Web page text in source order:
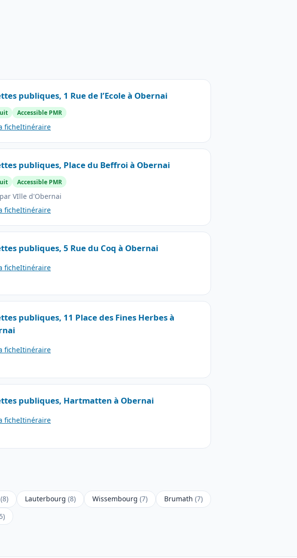
publiques, 1 Rue de l’Ecole à Obernai
Accessible PMR
ficheItinéraire
publiques, Place du Beffroi à Obernai
Accessible PMR
VIlle d'Obernai
ficheItinéraire
publiques, 5 Rue du Coq à Obernai
ficheItinéraire
publiques, 11 Place des Fines Herbes à
ficheItinéraire
publiques, Hartmatten à Obernai
ficheItinéraire
(8) Lauterbourg (8) Wissembourg (7) Brumath (7)